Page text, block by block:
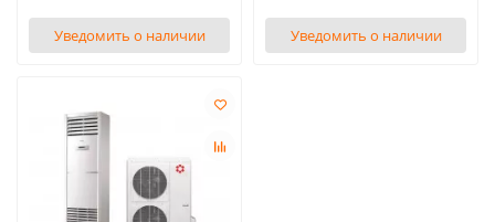
Уведомить о наличии Уведомить о наличии